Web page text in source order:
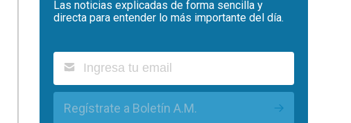
Las noticias explicadas de forma sencilla y
directa para entender lo más importante del día.
Regístrate a Boletín A.M.